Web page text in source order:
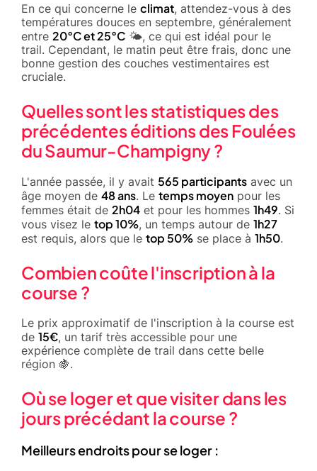
En ce qui concerne le climat, attendez-vous à des
températures douces en septembre, généralement
entre 20°C et 25°C 🌤️, ce qui est idéal pour le
trail. Cependant, le matin peut être frais, donc une
bonne gestion des couches vestimentaires est
cruciale.
Quelles sont les statistiques des
précédentes éditions des Foulées
du Saumur-Champigny ?
L'année passée, il y avait 565 participants avec un
âge moyen de 48 ans. Le temps moyen pour les
femmes était de 2h04 et pour les hommes 1h49. Si
vous visez le top 10%, un temps autour de 1h27
est requis, alors que le top 50% se place à 1h50.
Combien coûte l'inscription à la
course ?
Le prix approximatif de l'inscription à la course est
de 15€, un tarif très accessible pour une
expérience complète de trail dans cette belle
région 🍇.
Où se loger et que visiter dans les
jours précédant la course ?
Meilleurs endroits pour se loger :